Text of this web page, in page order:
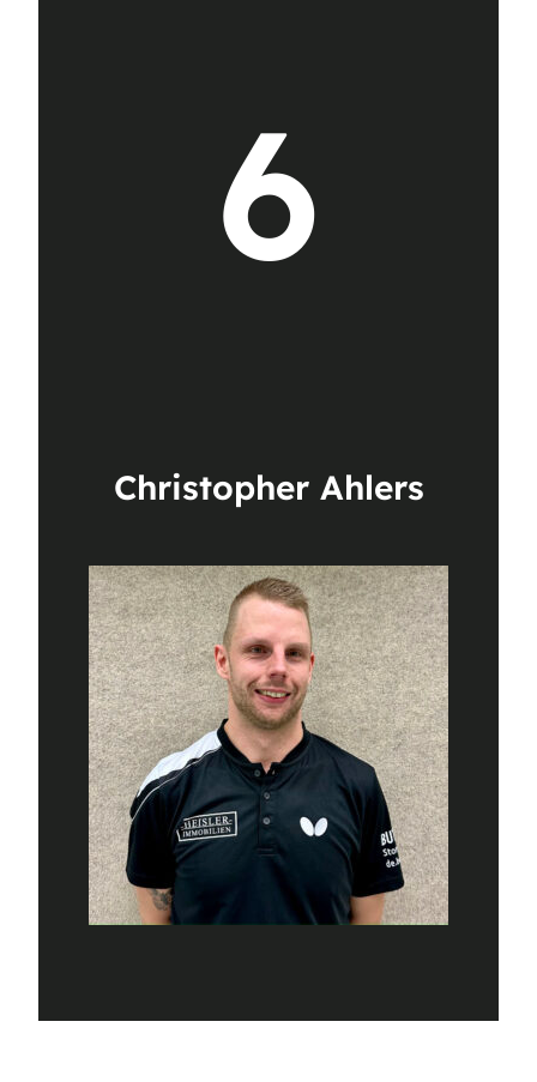
6
Christopher Ahlers